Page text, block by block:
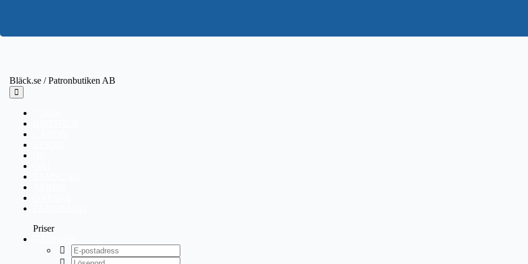
Bläck.se / Patronbutiken AB
Priser